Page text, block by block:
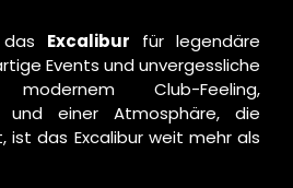
Excalibur für legendäre
Events und unvergessliche
Club-Feeling,
und einer Atmosphäre, die
ist das Excalibur weit mehr als